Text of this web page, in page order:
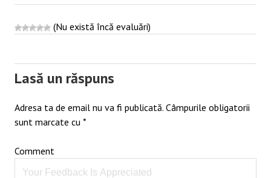
(Nu există încă evaluări)
Lasă un răspuns
Adresa ta de email nu va fi publicată. Câmpurile obligatorii
sunt marcate cu *
Comment